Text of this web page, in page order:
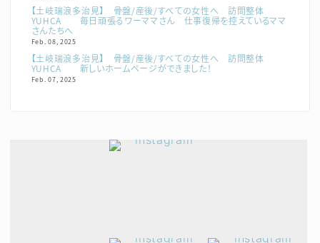
【土岐瑞浪多治見】 骨盤/産後/すべての女性へ 訪問整体
YUHCA 毎日頑張るワーママさん 仕事復帰を控えているママ
さんたちへ
Feb. 08, 2025
【土岐瑞浪多治見】 骨盤/産後/すべての女性へ 訪問整体
YUHCA 新しいホームページができました！
Feb. 07, 2025